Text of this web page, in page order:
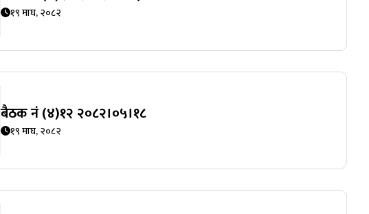
१९ माघ, २०८२
बैठक नं (४)१२ २०८२।०५।१८
१९ माघ, २०८२